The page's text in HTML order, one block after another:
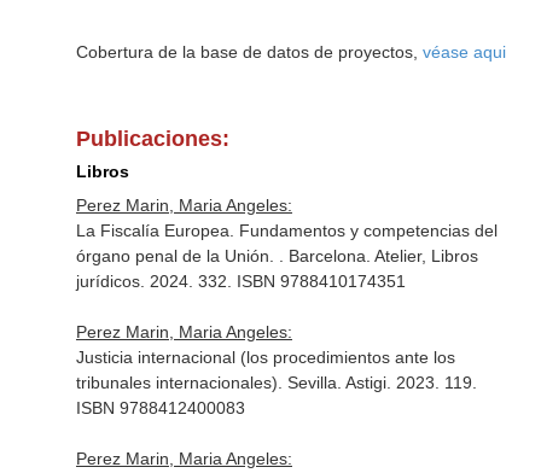
Cobertura de la base de datos de proyectos, véase aqui
Publicaciones:
Libros
Perez Marin, Maria Angeles:
La Fiscalía Europea. Fundamentos y competencias del
órgano penal de la Unión. . Barcelona. Atelier, Libros
jurídicos. 2024. 332. ISBN 9788410174351
Perez Marin, Maria Angeles:
Justicia internacional (los procedimientos ante los
tribunales internacionales). Sevilla. Astigi. 2023. 119.
ISBN 9788412400083
Perez Marin, Maria Angeles: